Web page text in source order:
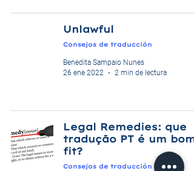
Unlawful
Consejos de traducción
Benedita Sampaio Nunes
26 ene 2022
2 min de lectura
Legal Remedies: que
tradução PT é um bom
fit?
Consejos de traducción